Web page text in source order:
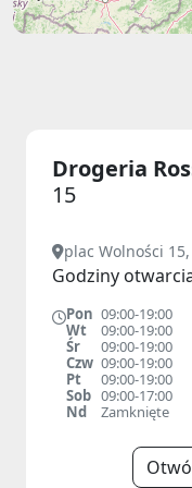
Drogeria
15
plac Wolności
Godziny
Pon 09:00-19:00
Wt
09:00-19:00
Śr
09:00-19:00
Czw 09:00-19:00
Pt
09:00-19:00
Sob 09:00-17:00
Nd
Zamknięte